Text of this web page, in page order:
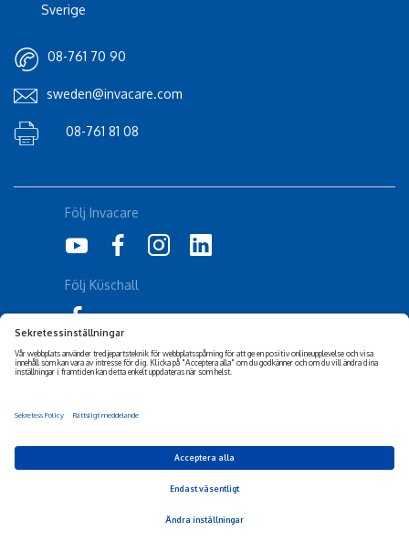
Sverige
08-761 70 90
sweden@invacare.com
08-761 81 08
Tillgänglighetsuttalande
© 2026 Invacare Corporation - All rights reserved.
Följ Invacare
Följ Küschall